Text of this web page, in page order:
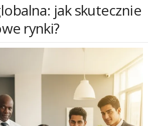
jak skutecznie
rynki?